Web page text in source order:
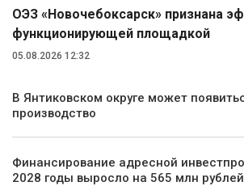
ОЭЗ «Новочебоксарск» признана
функционирующей площадкой
05.08.2026 12:32
В Янтиковском округе может
производство
Финансирование адресной
2028 годы выросло на 565 млн рублей